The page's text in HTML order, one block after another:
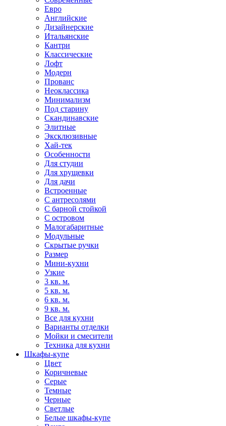
Евро
Английские
Дизайнерские
Итальянские
Кантри
Классические
Лофт
Модерн
Прованс
Неоклассика
Минимализм
Под старину
Скандинавские
Элитные
Эксклюзивные
Хай-тек
Особенности
Для студии
Для хрущевки
Для дачи
Встроенные
С антресолями
С барной стойкой
С островом
Малогабаритные
Модульные
Скрытые ручки
Размер
Мини-кухни
Узкие
3 кв. м.
5 кв. м.
6 кв. м.
9 кв. м.
Все для кухни
Варианты отделки
Мойки и смесители
Техника для кухни
Шкафы-купе
Цвет
Коричневые
Серые
Темные
Черные
Светлые
Белые шкафы-купе